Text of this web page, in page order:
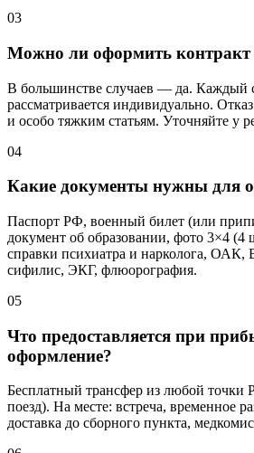
03
Можно ли оформить контракт
В большинстве случаев — да. Каждый
рассматривается индивидуально.
и особо тяжким статьям. Уточняйте у
04
Какие документы нужны для
Паспорт РФ, военный билет (или
документ об образовании, фото 3×4
справки психиатра и нарколога, ОАК,
сифилис, ЭКГ, флюорография.
05
Что предоставляется при
оформление?
Бесплатный трансфер из любой точки
поезд). На месте: встреча, временное
доставка до сборного пункта,